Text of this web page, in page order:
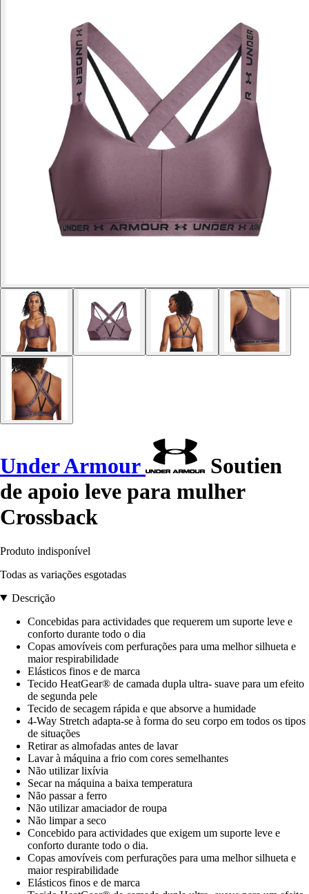
Under Armour
Soutien
de apoio leve para mulher
Crossback
Produto indisponível
Todas as variações esgotadas
Descrição
Concebidas para actividades que requerem um suporte leve e
conforto durante todo o dia
Copas amovíveis com perfurações para uma melhor silhueta e
maior respirabilidade
Elásticos finos e de marca
Tecido HeatGear® de camada dupla ultra- suave para um efeito
de segunda pele
Tecido de secagem rápida e que absorve a humidade
4-Way Stretch adapta-se à forma do seu corpo em todos os tipos
de situações
Retirar as almofadas antes de lavar
Lavar à máquina a frio com cores semelhantes
Não utilizar lixívia
Secar na máquina a baixa temperatura
Não passar a ferro
Não utilizar amaciador de roupa
Não limpar a seco
Concebido para actividades que exigem um suporte leve e
conforto durante todo o dia.
Copas amovíveis com perfurações para uma melhor silhueta e
maior respirabilidade
Elásticos finos e de marca